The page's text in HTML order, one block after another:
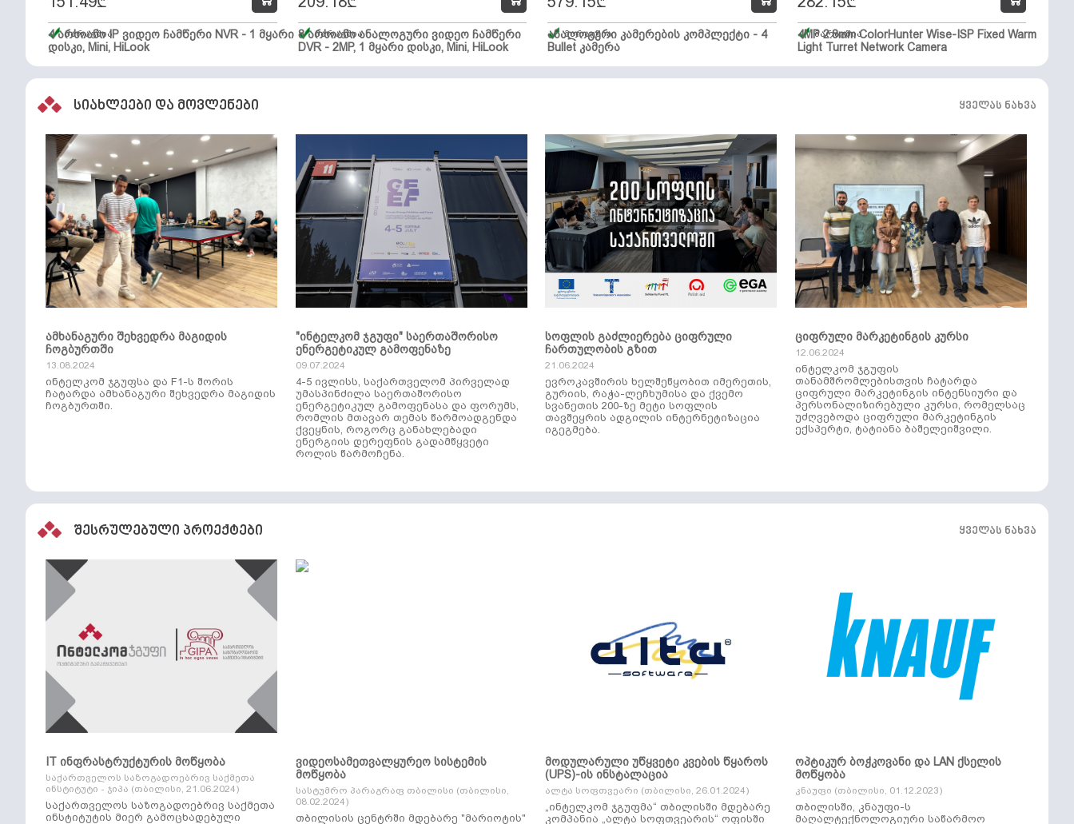
4 არხიანი IP ვიდეო ჩამწერი NVR - 1 მყარი
დისკი, Mini, HiLook
მარაგშია
8 არხიანი ანალოგური ვიდეო ჩამწერი
DVR - 2MP, 1 მყარი დისკი, Mini, HiLook
მარაგშია
ანალოგური კამერების კომპლექტი - 4
Bullet კამერა
მარაგშია
4MP 2.8mm ColorHunter Wise-ISP Fixed Warm
Light Turret Network Camera
მარაგშია
სიახლეები და მოვლენები ყველას ნახვა
ამხანაგური შეხვედრა მაგიდის
ჩოგბურთში
13.08.2024
ინტელკომ ჯგუფსა და F1-ს შორის
ჩატარდა ამხანაგური შეხვედრა მაგიდის
ჩოგბურთში.
"ინტელკომ ჯგუფი" საერთაშორისო
ენერგეტიკულ გამოფენაზე
09.07.2024
4-5 ივლისს, საქართველომ პირველად
უმასპინძილა საერთაშორისო
ენერგეტიკულ გამოფენასა და ფორუმს,
რომლის მთავარ თემას წარმოადგენდა
ქვეყნის, როგორც განახლებადი
ენერგიის დერეფნის გადამწყვეტი
როლის წარმოჩენა.
სოფლის გაძლიერება ციფრული
ჩართულობის გზით
21.06.2024
ევროკავშირის ხელშეწყობით იმერეთის,
გურიის, რაჭა-ლეჩხუმისა და ქვემო
სვანეთის 200-ზე მეტი სოფლის
თავშეყრის ადგილის ინტერნეტიზაცია
იგეგმება.
ციფრული მარკეტინგის კურსი
12.06.2024
ინტელკომ ჯგუფის
თანამშრომლებისთვის ჩატარდა
ციფრული მარკეტინგის ინტენსიური და
პერსონალიზირებული კურსი, რომელსაც
უძღვებოდა ციფრული მარკეტინგის
ექსპერტი, ტატიანა ბაშელეიშვილი.
შესრულებული პროექტები ყველას ნახვა
IT ინფრასტრუქტურის მოწყობა
საქართველოს საზოგადოებრივ საქმეთა
ინსტიტუტი - ჯიპა (თბილისი, 21.06.2024)
საქართველოს საზოგადოებრივ საქმეთა
ინსტიტუტის მიერ გამოცხადებული
ვიდეოსამეთვალყურეო სისტემის
მოწყობა
სასტუმრო პარაგრაფ თბილისი (თბილისი,
08.02.2024)
თბილისის ცენტრში მდებარე "მარიოტის"
მოდულარული უწყვეტი კვების წყაროს
(UPS)-ის ინსტალაცია
ალტა სოფთვეარი (თბილისი, 26.01.2024)
„ინტელკომ ჯგუფმა“ თბილისში მდებარე
კომპანია „ალტა სოფთვეარის“ ოფისში
ოპტიკურ ბოჭკოვანი და LAN ქსელის
მოწყობა
კნაუფი (თბილისი, 01.12.2023)
თბილისში, კნაუფი-ს
მაღალტექნოლოგიური საწარმოო